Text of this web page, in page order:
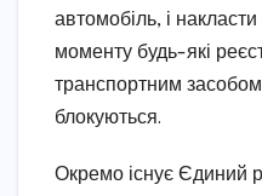
автомобіль, і
моменту будь-які
транспортним
блокуються.
Окремо існує Єдиний